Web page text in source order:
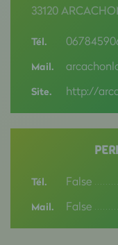
33120
Tél.
Mail.
Site. http://
Tél. False
Mail. False